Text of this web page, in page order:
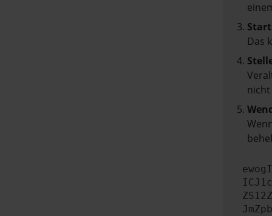
Das